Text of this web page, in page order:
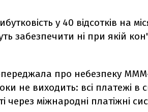
у 40 відсотків на
забезпечити ні при якій
про небезпеку
не виходить: всі платежі в
через міжнародні платіжні